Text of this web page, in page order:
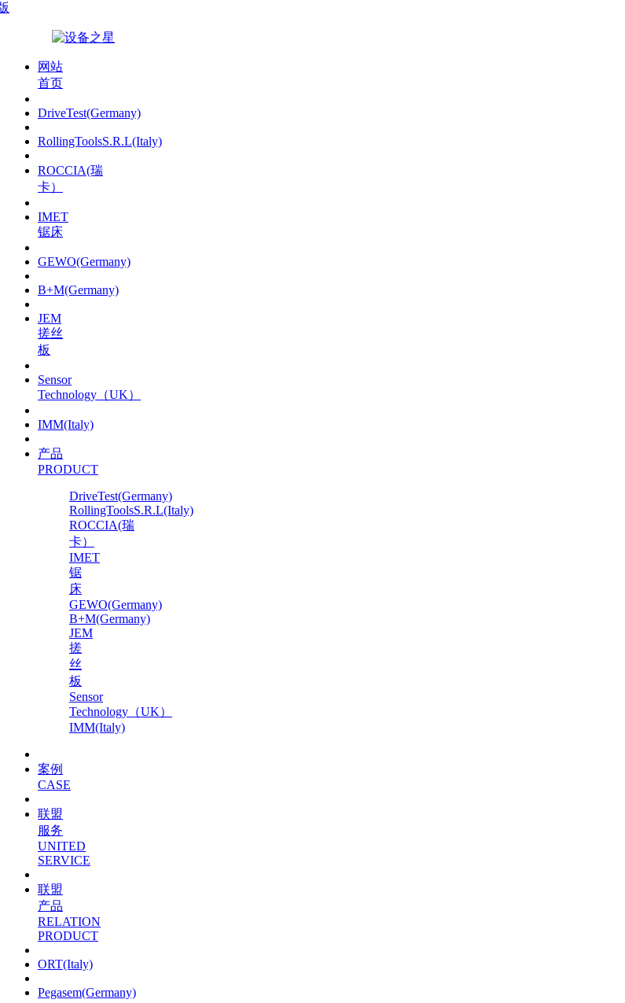
网站
首页
DriveTest(Germany)
RollingToolsS.R.L(Italy)
ROCCIA(瑞
卡）
IMET
锯床
GEWO(Germany)
B+M(Germany)
JEM
搓丝
板
Sensor
Technology（UK）
IMM(Italy)
产品
PRODUCT
DriveTest(Germany)
RollingToolsS.R.L(Italy)
ROCCIA(瑞
卡）
IMET
锯
床
GEWO(Germany)
B+M(Germany)
JEM
搓
丝
板
Sensor
Technology（UK）
IMM(Italy)
案例
CASE
联盟
服务
UNITED
SERVICE
联盟
产品
RELATION
PRODUCT
ORT(Italy)
Pegasem(Germany)